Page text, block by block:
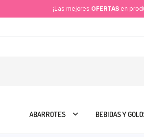
¡Las mejores OFERTAS en
ABARROTES BEBIDAS Y